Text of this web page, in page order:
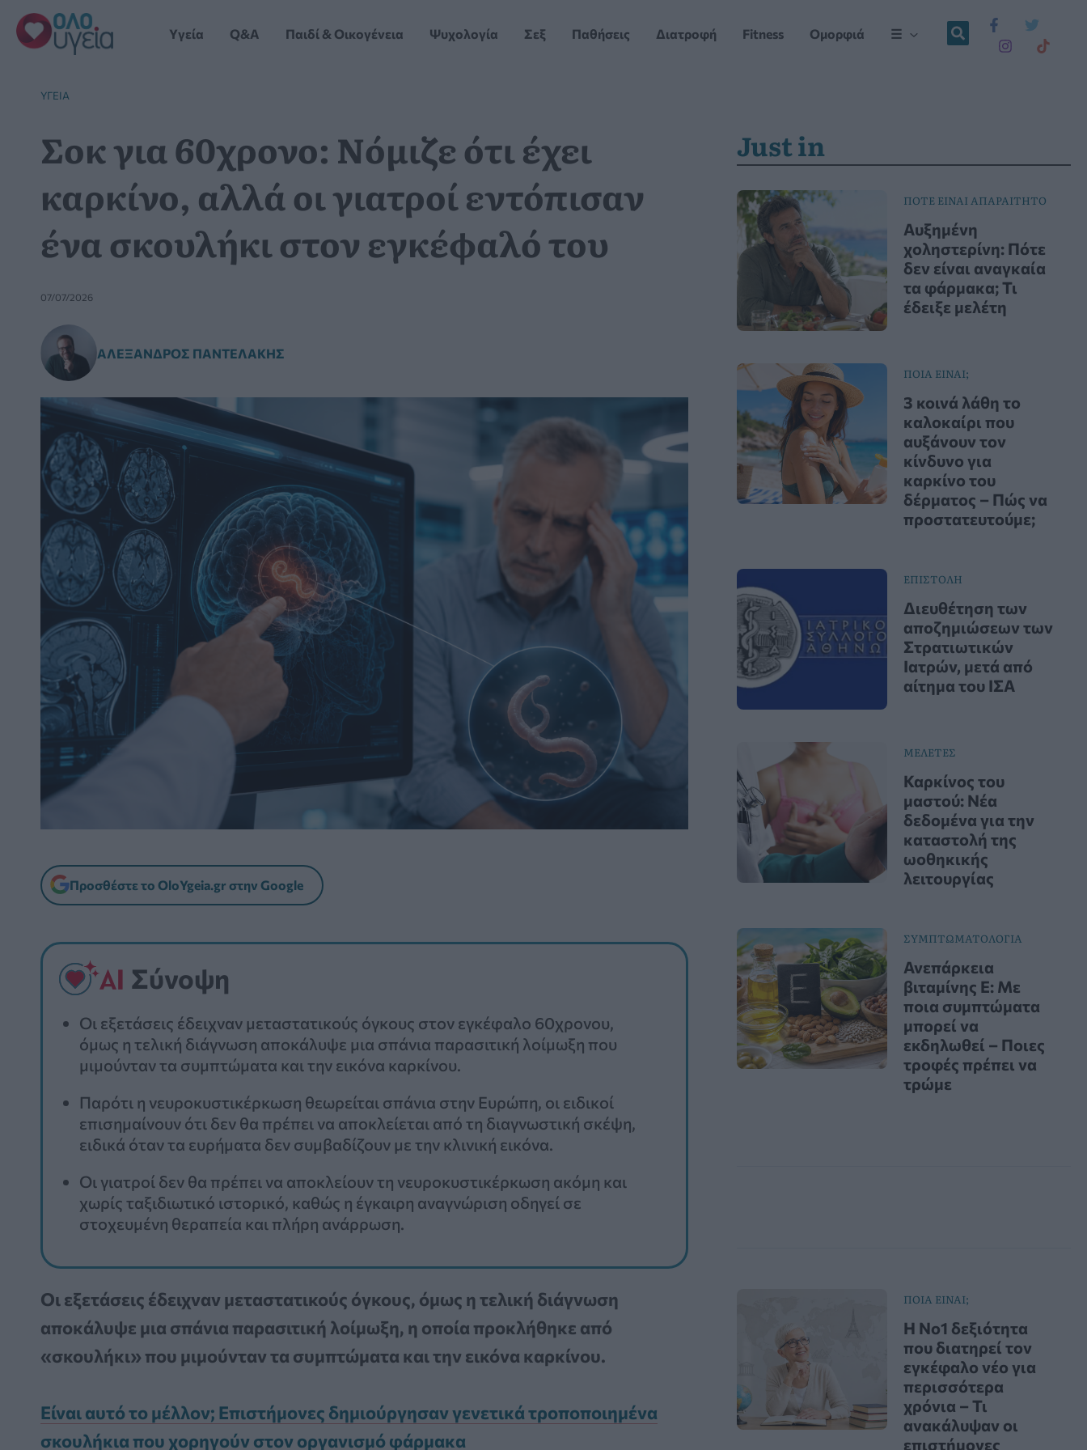
Μετάβαση
στο
περιεχόμενο
Yγεία Q&A Παιδί & Οικογένεια Ψυχολογία Σεξ Παθήσεις Διατροφή Fitness Ομορφιά ☰
YΓΕΊΑ
Σοκ για 60χρονο: Νόμιζε ότι έχει
καρκίνο, αλλά οι γιατροί εντόπισαν
ένα σκουλήκι στον εγκέφαλό του
07/07/2026
ΑΛΈΞΑΝΔΡΟΣ ΠΑΝΤΕΛΆΚΗΣ
Προσθέστε το OloYgeia.gr στην Google
Σύνοψη
Οι εξετάσεις έδειχναν μεταστατικούς όγκους στον εγκέφαλο 60χρονου,
όμως η τελική διάγνωση αποκάλυψε μια σπάνια παρασιτική λοίμωξη που
μιμούνταν τα συμπτώματα και την εικόνα καρκίνου.
Παρότι η νευροκυστικέρκωση θεωρείται σπάνια στην Ευρώπη, οι ειδικοί
επισημαίνουν ότι δεν θα πρέπει να αποκλείεται από τη διαγνωστική σκέψη,
ειδικά όταν τα ευρήματα δεν συμβαδίζουν με την κλινική εικόνα.
Οι γιατροί δεν θα πρέπει να αποκλείουν τη νευροκυστικέρκωση ακόμη και
χωρίς ταξιδιωτικό ιστορικό, καθώς η έγκαιρη αναγνώριση οδηγεί σε
στοχευμένη θεραπεία και πλήρη ανάρρωση.
Οι εξετάσεις έδειχναν μεταστατικούς όγκους, όμως η τελική διάγνωση
αποκάλυψε μια σπάνια παρασιτική λοίμωξη, η οποία προκλήθηκε από
«σκουλήκι» που μιμούνταν τα συμπτώματα και την εικόνα καρκίνου.
Είναι αυτό το μέλλον; Επιστήμονες δημιούργησαν γενετικά τροποποιημένα
σκουλήκια που χορηγούν στον οργανισμό φάρμακα
Just in
ΠΟΤΕ ΕΙΝΑΙ ΑΠΑΡΑΙΤΗΤΟ
Αυξημένη
χοληστερίνη: Πότε
δεν είναι αναγκαία
τα φάρμακα; Τι
έδειξε μελέτη
ΠΟΙΑ ΕΙΝΑΙ;
3 κοινά λάθη το
καλοκαίρι που
αυξάνουν τον
κίνδυνο για
καρκίνο του
δέρματος – Πώς να
προστατευτούμε;
ΕΠΙΣΤΟΛΗ
Διευθέτηση των
αποζημιώσεων των
Στρατιωτικών
Ιατρών, μετά από
αίτημα του ΙΣΑ
ΜΕΛΕΤΕΣ
Καρκίνος του
μαστού: Νέα
δεδομένα για την
καταστολή της
ωοθηκικής
λειτουργίας
ΣΥΜΠΤΩΜΑΤΟΛΟΓΙΑ
Ανεπάρκεια
βιταμίνης Ε: Με
ποια συμπτώματα
μπορεί να
εκδηλωθεί – Ποιες
τροφές πρέπει να
τρώμε
ΠΟΙΑ ΕΙΝΑΙ;
Η Νο1 δεξιότητα
που διατηρεί τον
εγκέφαλο νέο για
περισσότερα
χρόνια – Τι
ανακάλυψαν οι
επιστήμονες